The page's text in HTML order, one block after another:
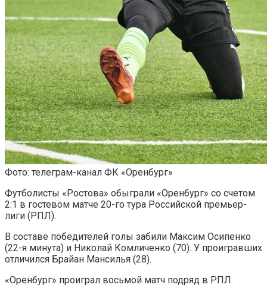
Фото: телеграм-канал ФК «Оренбург»
Футболисты «Ростова» обыграли «Оренбург» со счетом
2:1 в гостевом матче 20-го тура Российской премьер-
лиги (РПЛ).
В составе победителей голы забили Максим Осипенко
(22-я минута) и Николай Комличенко (70). У проигравших
отличился Брайан Мансилья (28).
«Оренбург» проиграл восьмой матч подряд в РПЛ.